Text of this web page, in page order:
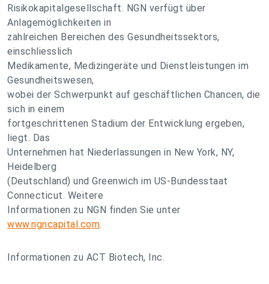
Risikokapitalgesellschaft. NGN verfügt über
Anlagemöglichkeiten in
zahlreichen Bereichen des Gesundheitssektors,
einschliesslich
Medikamente, Medizingeräte und Dienstleistungen im
Gesundheitswesen,
wobei der Schwerpunkt auf geschäftlichen Chancen, die
sich in einem
fortgeschrittenen Stadium der Entwicklung ergeben,
liegt. Das
Unternehmen hat Niederlassungen in New York, NY,
Heidelberg
(Deutschland) und Greenwich im US-Bundesstaat
Connecticut. Weitere
Informationen zu NGN finden Sie unter
www.ngncapital.com.
Informationen zu ACT Biotech, Inc.